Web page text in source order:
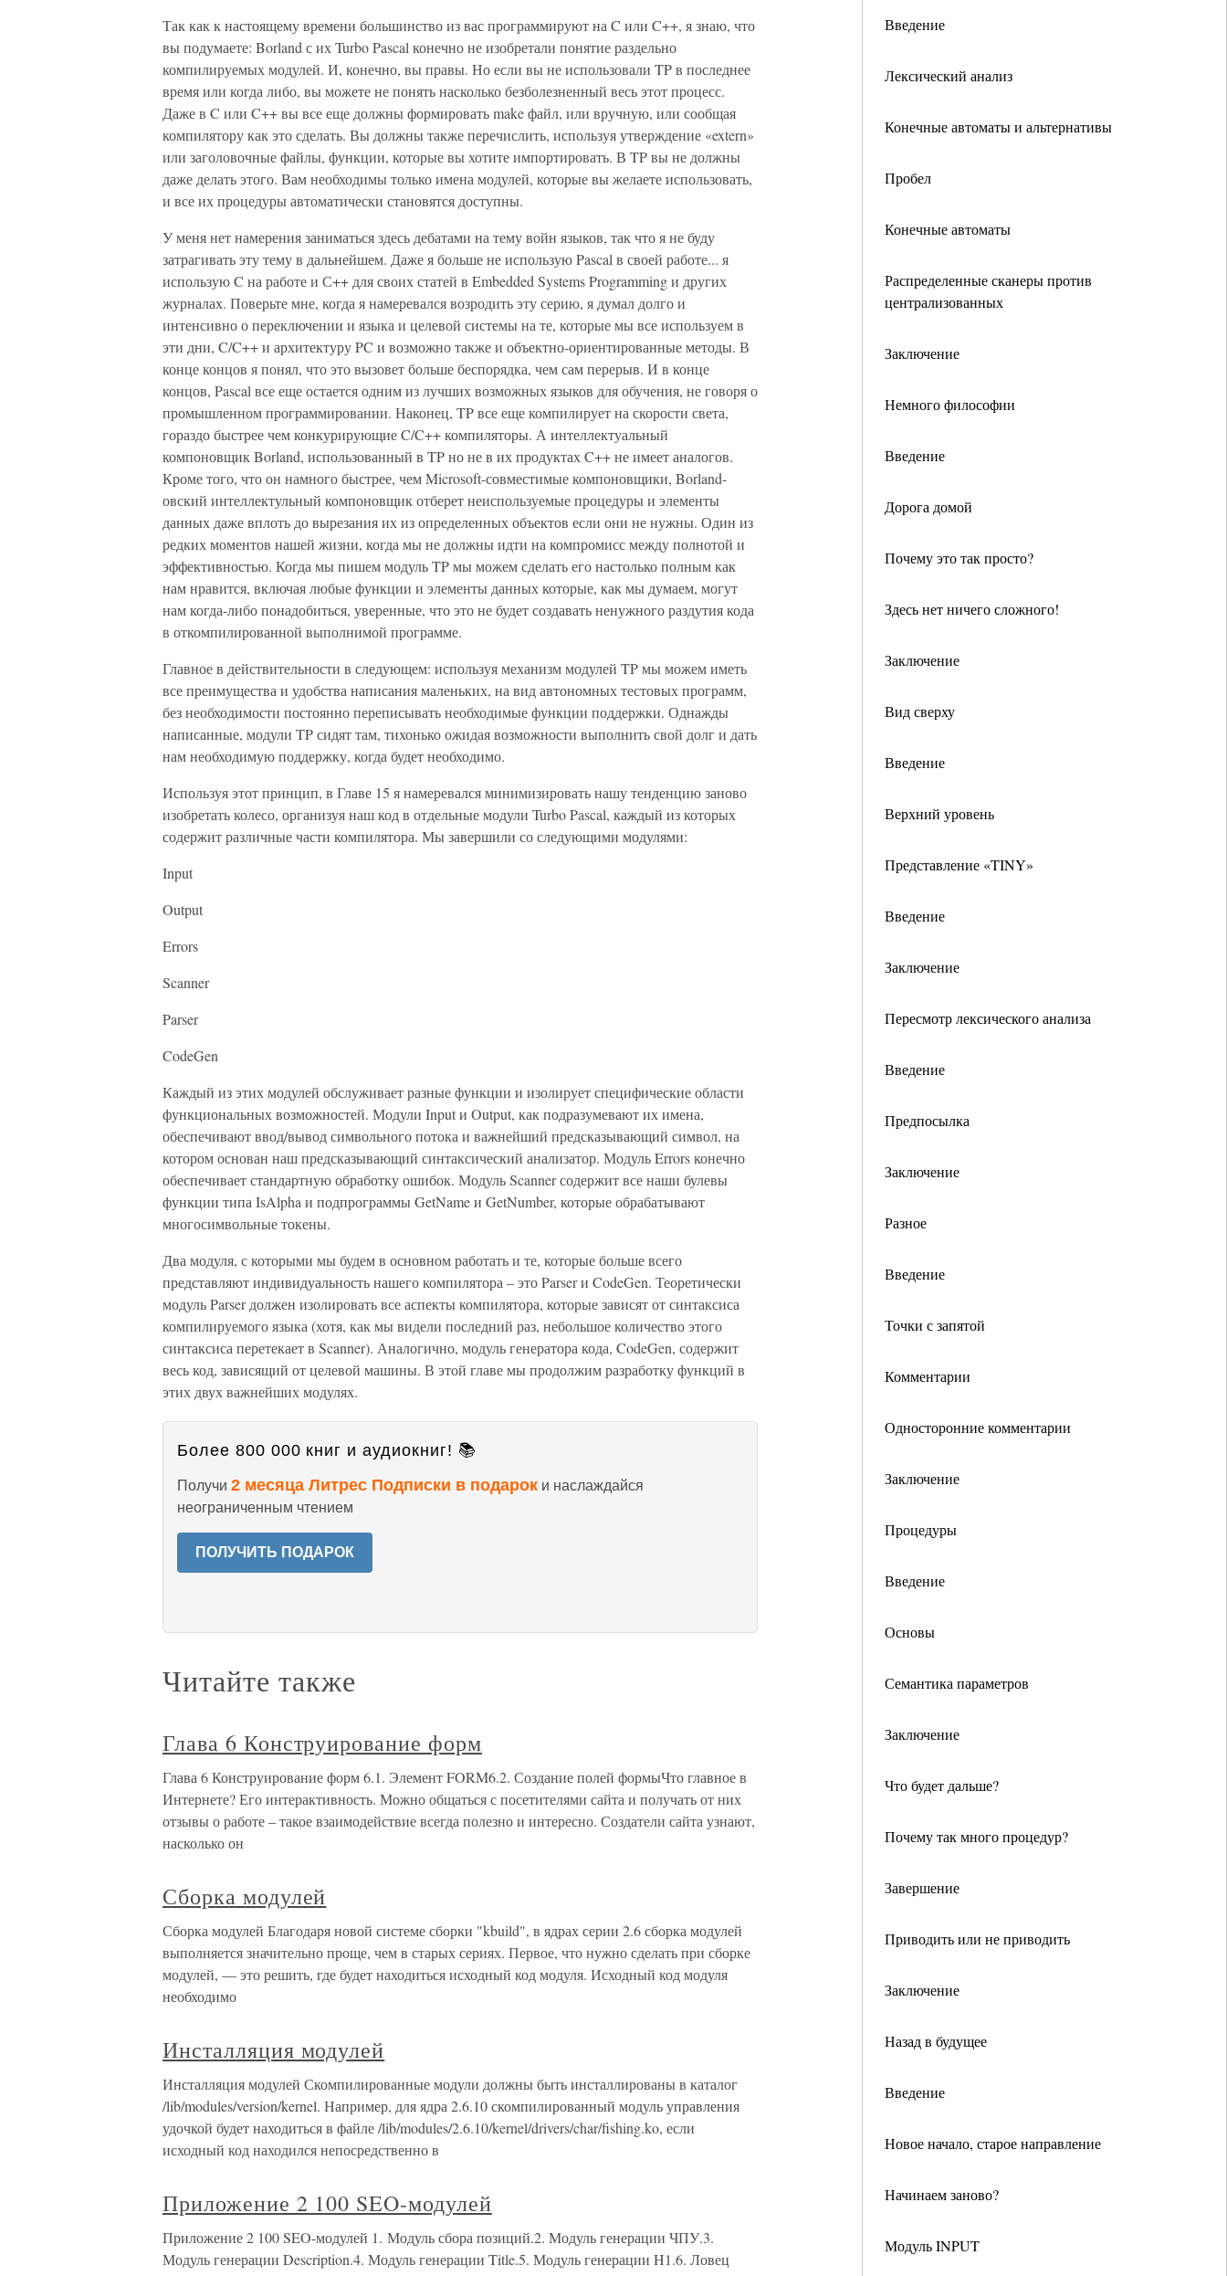
Введение
Лексический анализ
Конечные автоматы и альтернативы
Пробел
Конечные автоматы
Распределенные сканеры против
централизованных
Заключение
Немного философии
Введение
Дорога домой
Почему это так просто?
Здесь нет ничего сложного!
Заключение
Вид сверху
Введение
Верхний уровень
Представление «TINY»
Введение
Заключение
Пересмотр лексического анализа
Введение
Предпосылка
Заключение
Разное
Введение
Точки с запятой
Комментарии
Односторонние комментарии
Заключение
Процедуры
Введение
Основы
Семантика параметров
Заключение
Что будет дальше?
Почему так много процедур?
Завершение
Приводить или не приводить
Заключение
Назад в будущее
Введение
Новое начало, старое направление
Начинаем заново?
Модуль INPUT
Так как к настоящему времени большинство из вас программируют на C или C++, я знаю, что
вы подумаете: Borland с их Turbo Pascal конечно не изобретали понятие раздельно
компилируемых модулей. И, конечно, вы правы. Но если вы не использовали TP в последнее
время или когда либо, вы можете не понять насколько безболезненный весь этот процесс.
Даже в C или C++ вы все еще должны формировать make файл, или вручную, или сообщая
компилятору как это сделать. Вы должны также перечислить, используя утверждение «extern»
или заголовочные файлы, функции, которые вы хотите импортировать. В TP вы не должны
даже делать этого. Вам необходимы только имена модулей, которые вы желаете использовать,
и все их процедуры автоматически становятся доступны.
У меня нет намерения заниматься здесь дебатами на тему войн языков, так что я не буду
затрагивать эту тему в дальнейшем. Даже я больше не использую Pascal в своей работе... я
использую C на работе и С++ для своих статей в Embedded Systems Programming и других
журналах. Поверьте мне, когда я намеревался возродить эту серию, я думал долго и
интенсивно о переключении и языка и целевой системы на те, которые мы все используем в
эти дни, C/C++ и архитектуру PC и возможно также и объектно-ориентированные методы. В
конце концов я понял, что это вызовет больше беспорядка, чем сам перерыв. И в конце
концов, Pascal все еще остается одним из лучших возможных языков для обучения, не говоря о
промышленном программировании. Наконец, TP все еще компилирует на скорости света,
гораздо быстрее чем конкурирующие C/C++ компиляторы. А интеллектуальный
компоновщик Borland, использованный в TP но не в их продуктах C++ не имеет аналогов.
Кроме того, что он намного быстрее, чем Microsoft-совместимые компоновщики, Borland-
овский интеллектульный компоновщик отберет неиспользуемые процедуры и элементы
данных даже вплоть до вырезания их из определенных объектов если они не нужны. Один из
редких моментов нашей жизни, когда мы не должны идти на компромисс между полнотой и
эффективностью. Когда мы пишем модуль TP мы можем сделать его настолько полным как
нам нравится, включая любые функции и элементы данных которые, как мы думаем, могут
нам когда-либо понадобиться, уверенные, что это не будет создавать ненужного раздутия кода
в откомпилированной выполнимой программе.
Главное в действительности в следующем: используя механизм модулей TP мы можем иметь
все преимущества и удобства написания маленьких, на вид автономных тестовых программ,
без необходимости постоянно переписывать необходимые функции поддержки. Однажды
написанные, модули TP сидят там, тихонько ожидая возможности выполнить свой долг и дать
нам необходимую поддержку, когда будет необходимо.
Используя этот принцип, в Главе 15 я намеревался минимизировать нашу тенденцию заново
изобретать колесо, организуя наш код в отдельные модули Turbo Pascal, каждый из которых
содержит различные части компилятора. Мы завершили со следующими модулями:
Input
Output
Errors
Scanner
Parser
CodeGen
Каждый из этих модулей обслуживает разные функции и изолирует специфические области
функциональных возможностей. Модули Input и Output, как подразумевают их имена,
обеспечивают ввод/вывод символьного потока и важнейший предсказывающий символ, на
котором основан наш предсказывающий синтаксический анализатор. Модуль Errors конечно
обеспечивает стандартную обработку ошибок. Модуль Scanner содержит все наши булевы
функции типа IsAlpha и подпрограммы GetName и GetNumber, которые обрабатывают
многосимвольные токены.
Два модуля, с которыми мы будем в основном работать и те, которые больше всего
представляют индивидуальность нашего компилятора – это Parser и CodeGen. Теоретически
модуль Parser должен изолировать все аспекты компилятора, которые зависят от синтаксиса
компилируемого языка (хотя, как мы видели последний раз, небольшое количество этого
синтаксиса перетекает в Scanner). Аналогично, модуль генератора кода, CodeGen, содержит
весь код, зависящий от целевой машины. В этой главе мы продолжим разработку функций в
этих двух важнейших модулях.
Более 800 000 книг и аудиокниг! 📚
Получи 2 месяца Литрес Подписки в подарок и наслаждайся
неограниченным чтением
ПОЛУЧИТЬ ПОДАРОК
Читайте также
Глава 6 Конструирование форм
Глава 6 Конструирование форм 6.1. Элемент FORM6.2. Создание полей формыЧто главное в
Интернете? Его интерактивность. Можно общаться с посетителями сайта и получать от них
отзывы о работе – такое взаимодействие всегда полезно и интересно. Создатели сайта узнают,
насколько он
Сборка модулей
Сборка модулей Благодаря новой системе сборки "kbuild", в ядрах серии 2.6 сборка модулей
выполняется значительно проще, чем в старых сериях. Первое, что нужно сделать при сборке
модулей, — это решить, где будет находиться исходный код модуля. Исходный код модуля
необходимо
Инсталляция модулей
Инсталляция модулей Скомпилированные модули должны быть инсталлированы в каталог
/lib/modules/version/kernel. Например, для ядра 2.6.10 скомпилированный модуль управления
удочкой будет находиться в файле /lib/modules/2.6.10/kernel/drivers/char/fishing.ko, если
исходный код находился непосредственно в
Приложение 2 100 SEO-модулей
Приложение 2 100 SEO-модулей 1. Модуль сбора позиций.2. Модуль генерации ЧПУ.3.
Модуль генерации Description.4. Модуль генерации Title.5. Модуль генерации H1.6. Ловец